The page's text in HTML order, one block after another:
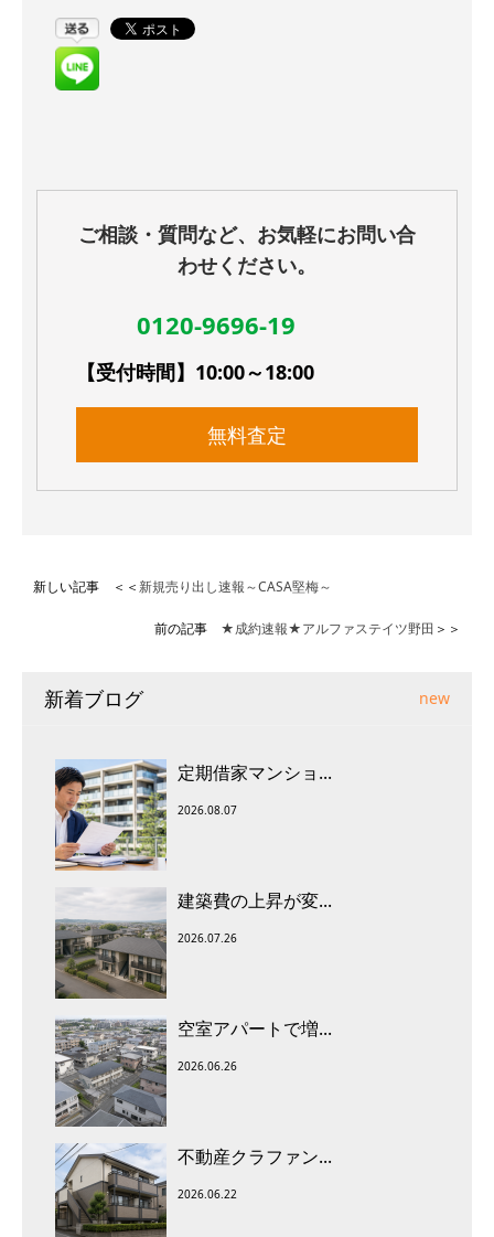
ご相談・質問など、お気軽にお問い合
わせください。
0120-9696-19
【受付時間】10:00～18:00
無料査定
新しい記事 ＜＜ 新規売り出し速報～CASA堅梅～
前の記事 ★成約速報★アルファステイツ野田 ＞＞
新着ブログ new
定期借家マンショ...
2026.08.07
建築費の上昇が変...
2026.07.26
空室アパートで増...
2026.06.26
不動産クラファン...
2026.06.22